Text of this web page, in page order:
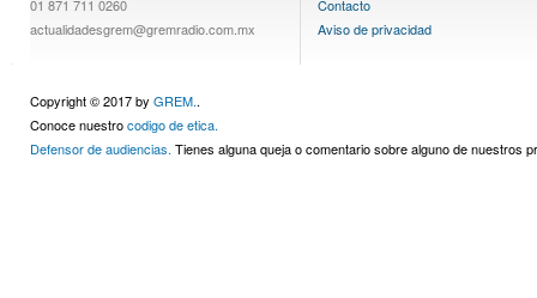
01 871 711 0260
actualidadesgrem@gremradio.com.mx
Contacto
Aviso de privacidad
Copyright © 2017 by GREM..
Conoce nuestrocodigo de etica.
Defensor de audiencias. Tienes alguna queja o comentario sobre alguno de nuestros